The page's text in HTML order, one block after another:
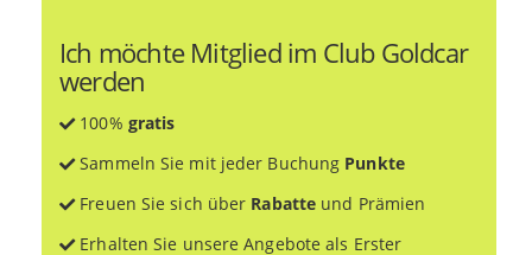
Ich möchte Mitglied im Club Goldcar
werden
100% gratis
Sammeln Sie mit jeder Buchung Punkte
Freuen Sie sich über Rabatte und Prämien
Erhalten Sie unsere Angebote als Erster